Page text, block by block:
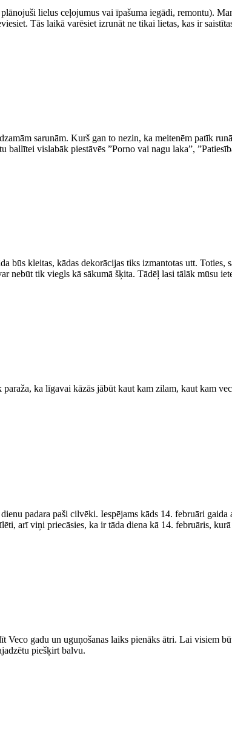
lielus ceļojumus vai īpašuma iegādi, remontu).
Tās laikā varēsiet izrunāt ne tikai lietas, kas ir
sarunām. Kurš gan to nezin, ka meitenēm patīk
vislabāk piestāvēs ”Porno vai nagu laka”,
būs kleitas, kādas dekorācijas tiks izmantotas utt.
nebūt tik viegls kā sākumā šķita. Tādēļ lasi tālāk mūsu
ka līgavai kāzās jābūt kaut kam zilam, kaut kam
padara paši cilvēki. Iespējams kāds 14. februāri
arī viņi priecāsies, ka ir tāda diena kā 14. februāris,
gadu un uguņošanas laiks pienāks ātri. Lai visiem
piešķirt balvu.